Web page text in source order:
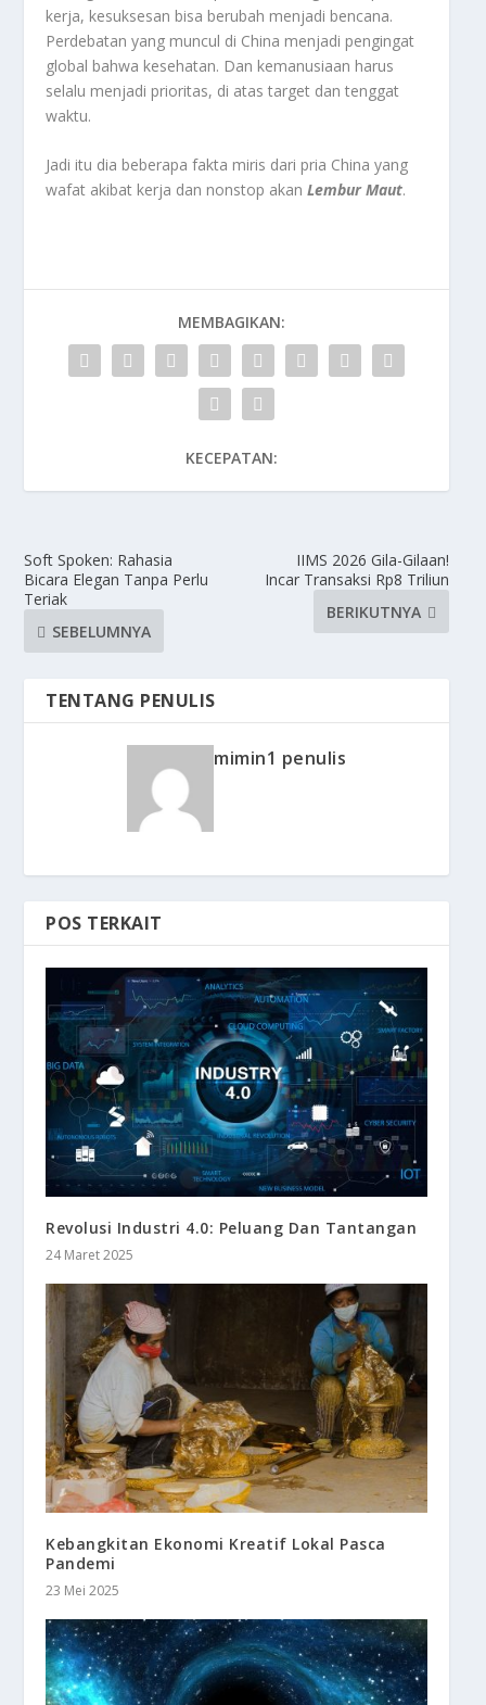
kerja, kesuksesan bisa berubah menjadi bencana.
Perdebatan yang muncul di China menjadi pengingat
global bahwa kesehatan. Dan kemanusiaan harus
selalu menjadi prioritas, di atas target dan tenggat
waktu.
Jadi itu dia beberapa fakta miris dari pria China yang
wafat akibat kerja dan nonstop akanLembur Maut.
MEMBAGIKAN:
KECEPATAN:
Soft Spoken: Rahasia
Bicara Elegan Tanpa Perlu
Teriak
SEBELUMNYA
IIMS 2026 Gila-Gilaan!
Incar Transaksi Rp8 Triliun
BERIKUTNYA
TENTANG PENULIS
mimin1 penulis
POS TERKAIT
Revolusi Industri 4.0: Peluang Dan Tantangan
24 Maret 2025
Kebangkitan Ekonomi Kreatif Lokal Pasca
Pandemi
23 Mei 2025